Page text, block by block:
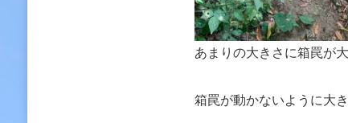
あまりの大きさに箱罠が
箱罠が動かないように大